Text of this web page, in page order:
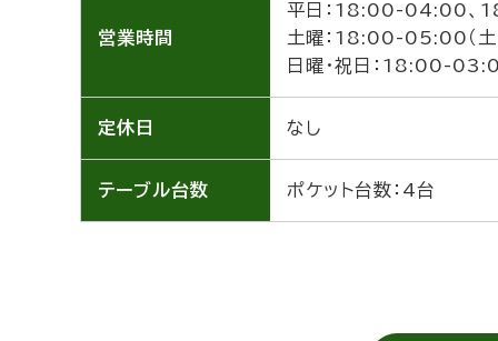
営業時間
平日：18:00-04:00、
土曜：18:00-05:00（土
日曜・祝日：18:00-
定休日 なし
テーブル台数 ポケット台数：4台